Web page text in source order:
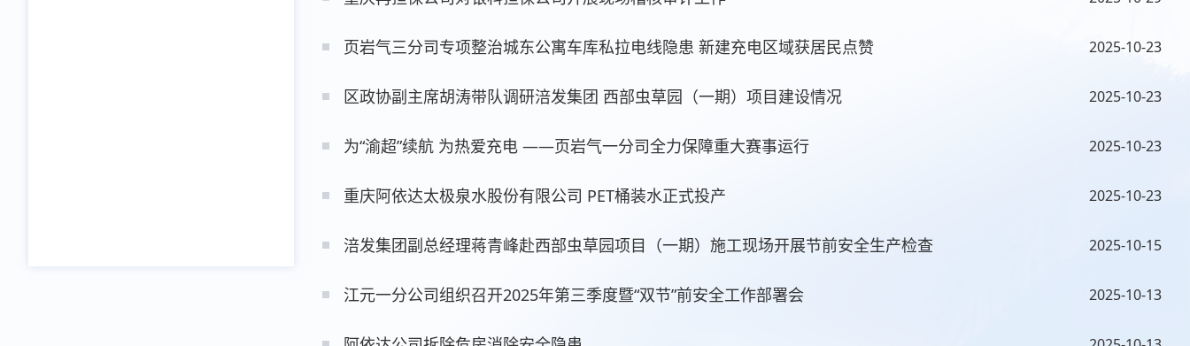
页岩气三分司专项整治城东公寓车库私拉电线隐患 新建充电区域获居民点赞 2025-10-23
区政协副主席胡涛带队调研涪发集团 西部虫草园（一期）项目建设情况 2025-10-23
为“渝超”续航 为热爱充电 ——页岩气一分司全力保障重大赛事运行 2025-10-23
重庆阿依达太极泉水股份有限公司 PET桶装水正式投产 2025-10-23
涪发集团副总经理蒋青峰赴西部虫草园项目（一期）施工现场开展节前安全生产检查 2025-10-15
江元一分公司组织召开2025年第三季度暨“双节”前安全工作部署会 2025-10-13